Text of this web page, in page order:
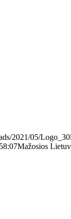
2021/05/
Mažosios